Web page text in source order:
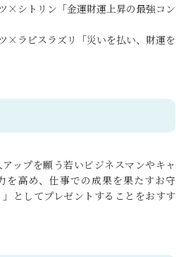
×シトリン「金運財運上昇の最強コン
×ラピスラズリ「災いを払い、財運を
ップを願う若いビジネスマンやキャ
を高め、仕事での成果を果たすお守
としてプレゼントすることをおすす